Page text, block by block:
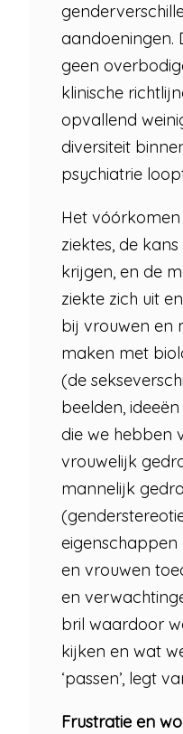
aandoeningen.
geen
klinische
opvallend
diversiteit
psychiatrie
Het
ziektes, de
krijgen, en de
ziekte zich uit
bij vrouwen en
maken met
(de
beelden,
die we hebben
vrouwelijk
mannelijk
en vrouwen
en
bril waardoor
kijken en wat
‘passen’, legt
Frustratie en